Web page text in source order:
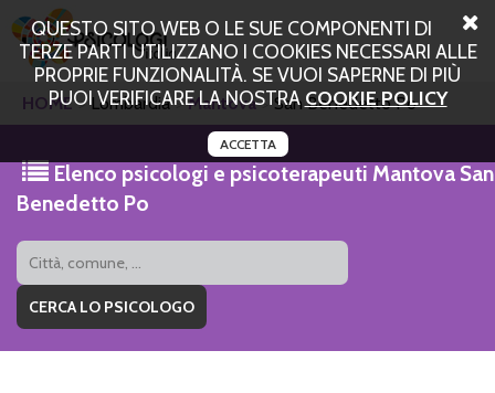
QUESTO SITO WEB O LE SUE COMPONENTI DI
TERZE PARTI UTILIZZANO I COOKIES NECESSARI ALLE
PROPRIE FUNZIONALITÀ. SE VUOI SAPERNE DI PIÙ
PUOI VERIFICARE LA NOSTRACOOKIE POLICY
ACCETTA
HOME Lombardia Mantova San Benedetto Po
Elenco psicologi e psicoterapeuti Mantova San
Benedetto Po